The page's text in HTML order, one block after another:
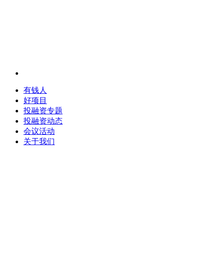
有钱人
好项目
投融资专题
投融资动态
会议活动
关于我们